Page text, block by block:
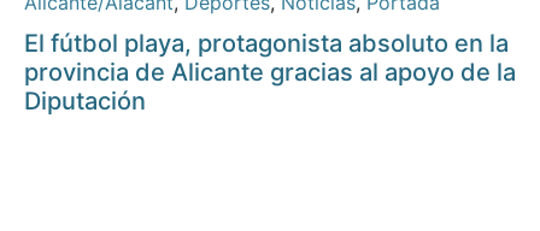
El fútbol playa, protagonista absoluto en la
provincia de Alicante gracias al apoyo de la
Diputación